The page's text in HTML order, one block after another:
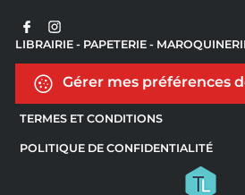
LIBRAIRIE - PAPETERIE -
Gérer mes préférences
TERMES ET CONDITIONS
POLITIQUE DE CONFIDENTIALITÉ